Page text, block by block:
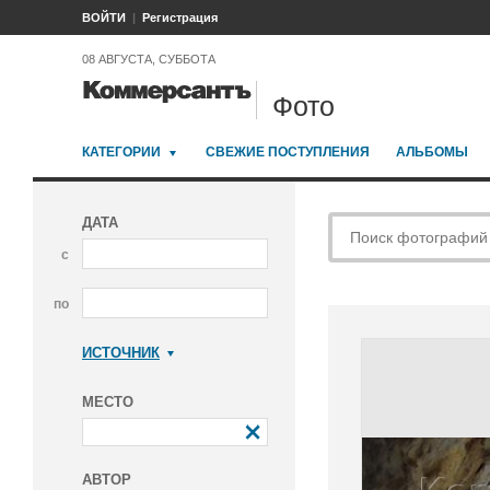
ВОЙТИ Регистрация
08 АВГУСТА, СУББОТА
Фото
КАТЕГОРИИ СВЕЖИЕ ПОСТУПЛЕНИЯ АЛЬБОМЫ
ДАТА
с
по
ИСТОЧНИК
МЕСТО
АВТОР